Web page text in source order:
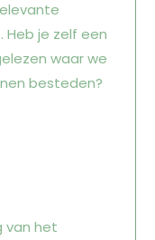
Heb je zelf een
waar we
besteden?
van het